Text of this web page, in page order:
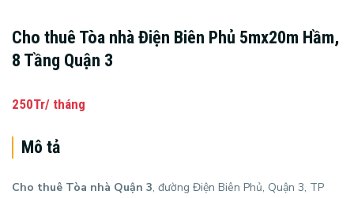
Cho thuê Tòa nhà Điện Biên Phủ 5mx20m Hầm,
8 Tầng Quận 3
250Tr/ tháng
Mô tả
Cho thuê Tòa nhà Quận 3, đường Điện Biên Phủ, Quận 3, TP